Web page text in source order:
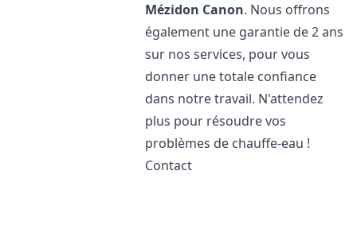
Mézidon Canon. Nous offrons
également une garantie de 2 ans
sur nos services, pour vous
donner une totale confiance
dans notre travail. N'attendez
plus pour résoudre vos
problèmes de chauffe-eau !
Contact